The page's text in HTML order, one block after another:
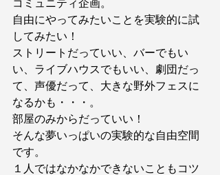
自由にやってみたいことを実験的に試
してみたい！
ストリートだっていい、バーでもい
い、ライブハウスでもいい、劇団だっ
て、声優だって、大きな野外フェスに
なるかも・・・。
部屋のみからだっていい！
そんな夢いっぱいの実験的な自由空間
です。
１人ではなかなかできないこともコツ